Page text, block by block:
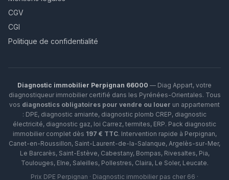
CGV
CGI
Politique de confidentialité
Diagnostic immobilier Perpignan 66000 — Diag Appart, votre
diagnostiqueur immobilier certifié dans les Pyrénées-Orientales. Tous
vos diagnostics obligatoires pour vendre ou louer un appartement
: DPE, diagnostic amiante, diagnostic plomb CREP, diagnostic
électricité, diagnostic gaz, loi Carrez, termites, ERP. Pack diagnostic
immobilier complet dès 197 € TTC. Intervention rapide à Perpignan,
Canet-en-Roussillon, Saint-Laurent-de-la-Salanque, Argelès-sur-Mer,
Le Barcarès, Saint-Estève, Cabestany, Bompas, Rivesaltes, Pia,
Toulouges, Elne, Saleilles, Pollestres, Claira, Le Soler, Leucate.
Prix DPE Perpignan · Diagnostic immobilier pas cher 66 ·